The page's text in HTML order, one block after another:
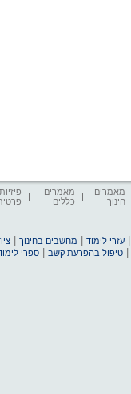
מאמרים
חינוך
מאמרים
כללים
עזרי לימוד מחשבים בחינוך |
|טיפול בהפרעת קשב |ספרי